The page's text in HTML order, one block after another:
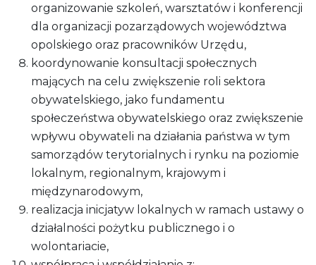
organizowanie szkoleń, warsztatów i konferencji
dla organizacji pozarządowych województwa
opolskiego oraz pracowników Urzędu,
koordynowanie konsultacji społecznych
mających na celu zwiększenie roli sektora
obywatelskiego, jako fundamentu
społeczeństwa obywatelskiego oraz zwiększenie
wpływu obywateli na działania państwa w tym
samorządów terytorialnych i rynku na poziomie
lokalnym, regionalnym, krajowym i
międzynarodowym,
realizacja inicjatyw lokalnych w ramach ustawy o
działalności pożytku publicznego i o
wolontariacie,